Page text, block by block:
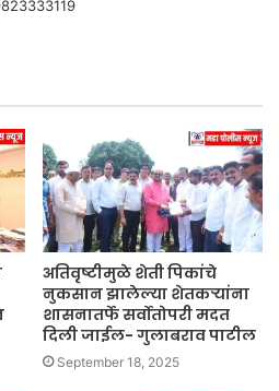
अतिवृष्टीमुळे शेती पिकांचे
नुकसान झालेल्या शेतकऱ्यांना
शासनातर्फे सर्वोतोपरी मदत
दिली जाईल- गुलाबराव पाटील
September 18, 2025